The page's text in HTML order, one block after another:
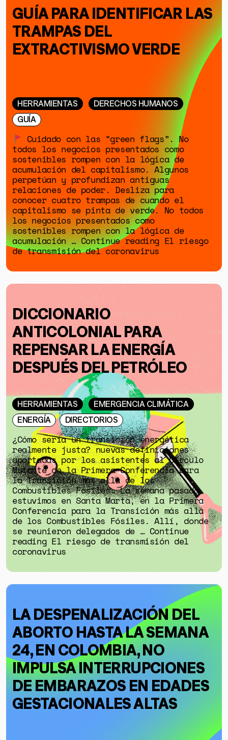
GUÍA PARA IDENTIFICAR LAS
TRAMPAS DEL
EXTRACTIVISMO VERDE
HERRAMIENTAS
DERECHOS HUMANOS
GUÍA
Cuidado con las “green flags”. No
todos los negocios presentados como
sostenibles rompen con la lógica de
acumulación del capitalismo. Algunos
perpetúan y profundizan antiguas
relaciones de poder. Desliza para
conocer cuatro trampas de cuando el
capitalismo se pinta de verde. No todos
los negocios presentados como
sostenibles rompen con la lógica de
acumulación … Continue reading El riesgo
de transmisión del coronavirus
DICCIONARIO
ANTICOLONIAL PARA
REPENSAR LA ENERGÍA
DESPUÉS DEL PETRÓLEO
HERRAMIENTAS
EMERGENCIA CLIMÁTICA
ENERGÍA
DIRECTORIOS
¿Cómo sería un transición energética
realmente justa? nuevas definiciones
aportadas por los asistentes al Círculo
Mutante de la Primera Conferencia para
la Transición más allá de los
Combustibles Fósiles. La semana pasada
estuvimos en Santa Marta, en la Primera
Conferencia para la Transición más allá
de los Combustibles Fósiles. Allí, donde
se reunieron delegados de … Continue
reading El riesgo de transmisión del
coronavirus
LA DESPENALIZACIÓN DEL
ABORTO HASTA LA SEMANA
24, EN COLOMBIA, NO
IMPULSA INTERRUPCIONES
DE EMBARAZOS EN EDADES
GESTACIONALES ALTAS